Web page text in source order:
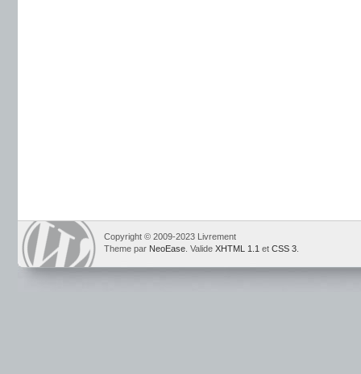
Copyright © 2009-2023 Livrement
Theme par NeoEase . Valide XHTML 1.1 et CSS 3